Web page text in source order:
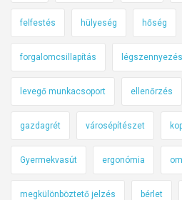
felfestés hülyeség hőség
forgalomcsillapítás légszennyezés
levegő munkacsoport ellenőrzés
gazdagrét városépítészet
Gyermekvasút ergonómia
megkülönböztető jelzés bérlet